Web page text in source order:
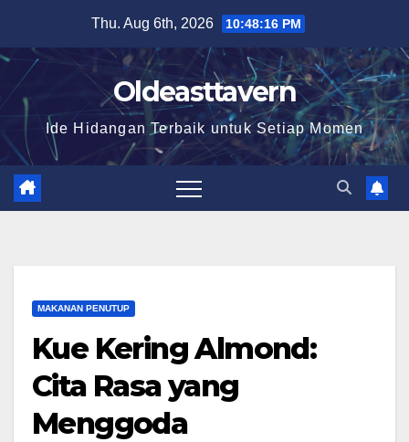
content
Thu. Aug 6th, 2026 10:48:18 PM
Oldeasttavern
Ide Hidangan Terbaik untuk Setiap Momen
MAKANAN PENUTUP
Kue Kering Almond:
Cita Rasa yang
Menggoda